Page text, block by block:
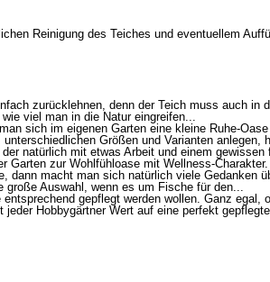
Reinigung des Teiches und eventuellem
zurücklehnen, denn der Teich muss auch
viel man in die Natur eingreifen...
sich im eigenen Garten eine kleine Ruhe-
Größen und Varianten anlegen,
natürlich mit etwas Arbeit und einem
zur Wohlfühloase mit Wellness-
dann macht man sich natürlich viele Gedanken
Auswahl, wenn es um Fische für den...
gepflegt werden wollen. Ganz
Hobbygärtner Wert auf eine perfekt